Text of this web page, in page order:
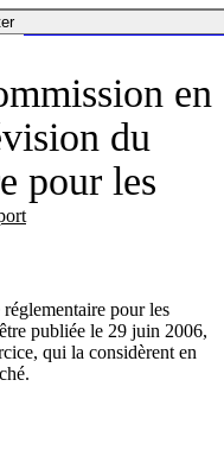
en
du
pour les
pour les
publiée le 29 juin 2006,
qui la considèrent en